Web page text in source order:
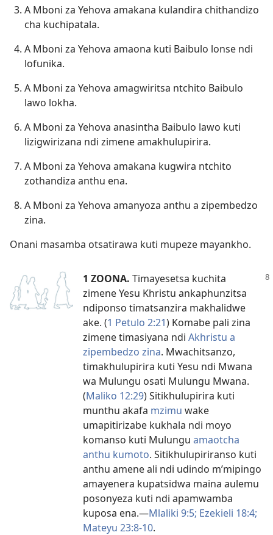
A Mboni za Yehova amakana kulandira chithandizo
cha kuchipatala.
A Mboni za Yehova amaona kuti Baibulo lonse ndi
lofunika.
A Mboni za Yehova amagwiritsa ntchito Baibulo
lawo lokha.
A Mboni za Yehova anasintha Baibulo lawo kuti
lizigwirizana ndi zimene amakhulupirira.
A Mboni za Yehova amakana kugwira ntchito
zothandiza anthu ena.
A Mboni za Yehova amanyoza anthu a zipembedzo
zina.
Onani masamba otsatirawa kuti mupeze mayankho.
1 ZOONA. Timayesetsa kuchita
zimene Yesu Khristu ankaphunzitsa
ndiponso timatsanzira makhalidwe
ake. (1 Petulo 2:21) Komabe pali zina
zimene timasiyana ndi Akhristu a
zipembedzo zina. Mwachitsanzo,
timakhulupirira kuti Yesu ndi Mwana
wa Mulungu osati Mulungu Mwana.
(Maliko 12:29) Sitikhulupirira kuti
munthu akafa mzimu wake
umapitirizabe kukhala ndi moyo
komanso kuti Mulungu amaotcha
anthu kumoto. Sitikhulupiriranso kuti
anthu amene ali ndi udindo m’mipingo
amayenera kupatsidwa maina aulemu
posonyeza kuti ndi apamwamba
kuposa ena.—Mlaliki 9:5; Ezekieli 18:4;
Mateyu 23:8-10.